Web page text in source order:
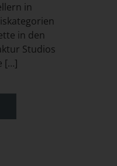
in
in den
Studios
[…]